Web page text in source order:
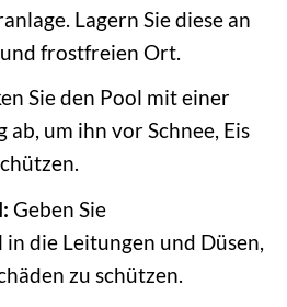
Lagern Sie diese an
frostfreien Ort.
Sie den Pool mit einer
um ihn vor Schnee, Eis
Geben Sie
die Leitungen und Düsen,
zu schützen.